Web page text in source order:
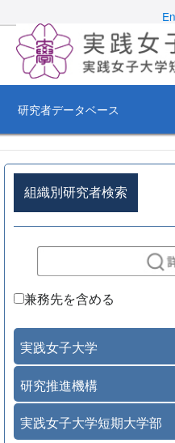
研究者データベース
組織別研究者検索
兼務先を含める
実践女子大学
研究推進機構
実践女子大学短期大学部